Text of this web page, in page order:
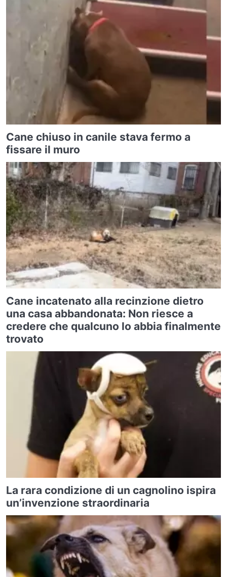
Cane chiuso in canile stava fermo a
fissare il muro
Cane incatenato alla recinzione dietro
una casa abbandonata: Non riesce a
credere che qualcuno lo abbia finalmente
trovato
La rara condizione di un cagnolino ispira
un’invenzione straordinaria